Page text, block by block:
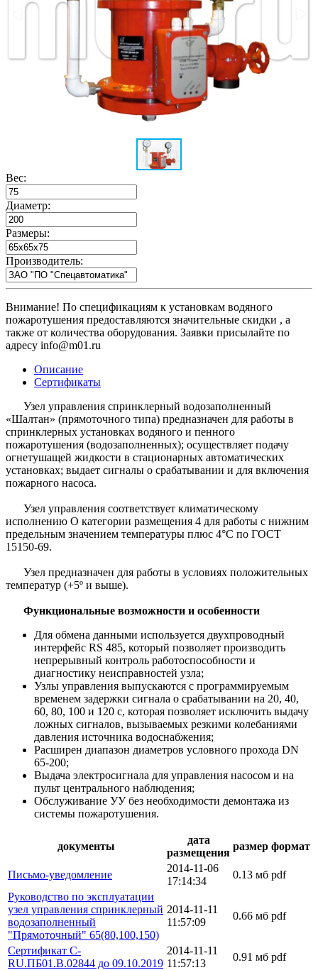
Вес:
Диаметр:
Размеры:
Производитель:
Внимание! По спецификациям к установкам водяного
пожаротушения предоставляются значительные скидки , а
также от количества оборудования. Заявки присылайте по
адресу info@m01.ru
Описание
Сертификаты
Узел управления спринклерный водозаполненный
«Шалтан» (прямоточного типа) предназначен для работы в
спринклерных установках водяного и пенного
пожаротушения (водозаполненных); осуществляет подачу
огнетушащей жидкости в стационарных автоматических
установках; выдает сигналы о срабатывании и для включения
пожарного насоса.
Узел управления соответствует климатическому
исполнению О категории размещения 4 для работы с нижним
предельным значением температуры плюс 4°С по ГОСТ
15150-69.
Узел предназначен для работы в условиях положительных
температур (+5º и выше).
Функциональные возможности и особенности
Для обмена данными используется двухпроводный
интерфейс RS 485, который позволяет производить
непрерывный контроль работоспособности и
диагностику неисправностей узла;
Узлы управления выпускаются с программируемым
временем задержки сигнала о срабатывании на 20, 40,
60, 80, 100 и 120 с, которая позволяет исключить выдачу
ложных сигналов, вызываемых резкими колебаниями
давления источника водоснабжения;
Расширен диапазон диаметров условного прохода DN
65-200;
Выдача электросигнала для управления насосом и на
пульт центрального наблюдения;
Обслуживание УУ без необходимости демонтажа из
системы пожаротушения.
документы
дата
размещения
размер формат
Письмо-уведомление
2014-11-06
17:14:34
0.13 мб pdf
Руководство по эксплуатации
узел управления спринклерный
водозаполненный
"Прямоточный" 65(80,100,150)
2014-11-11
11:57:09
0.66 мб pdf
Сертификат C-
RU.ПБ01.В.02844 до 09.10.2019
2014-11-11
11:57:13
0.91 мб pdf